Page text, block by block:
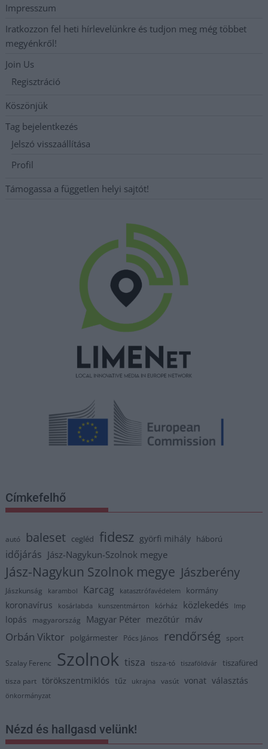
Impresszum
Iratkozzon fel heti hírlevelünkre és tudjon meg még többet
megyénkről!
Join Us
Regisztráció
Köszönjük
Tag bejelentkezés
Jelszó visszaállítása
Profil
Támogassa a független helyi sajtót!
Címkefelhő
autó baleset cegléd fidesz györfi mihály háború
időjárás Jász-Nagykun-Szolnok megye
Jász-Nagykun Szolnok megye Jászberény
Jászkunság karambol Karcag katasztrófavédelem kormány
koronavírus kosárlabda kunszentmárton kórház közlekedés lmp
lopás magyarország Magyar Péter mezőtúr máv
Orbán Viktor polgármester Pócs János rendőrség sport
Szalay Ferenc Szolnok tisza tisza-tó tiszaföldvár tiszafüred
tisza part törökszentmiklós tűz ukrajna vasút vonat választás
önkormányzat
Nézd és hallgasd velünk!